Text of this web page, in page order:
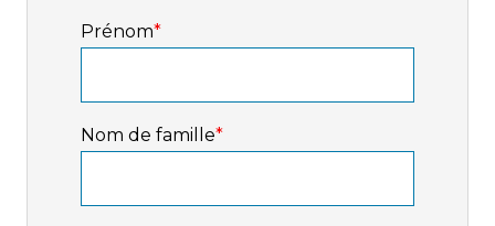
Prénom*
Nom de famille*